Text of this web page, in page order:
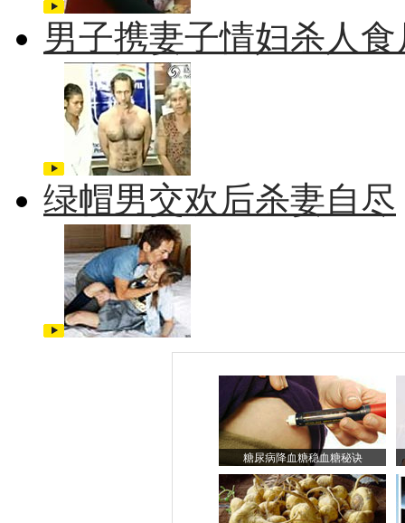
男子携妻子情妇杀人食
绿帽男交欢后杀妻自尽
糖尿病降血糖稳血糖秘诀